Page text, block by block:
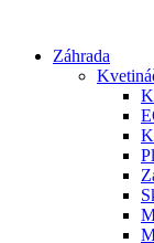
obsah
Záhrada